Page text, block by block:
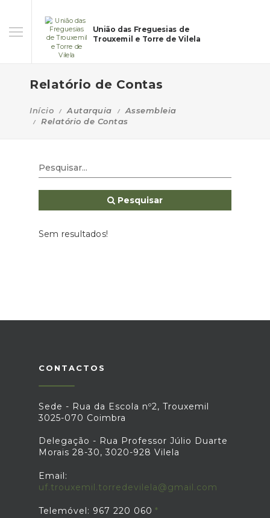
União das Freguesias de
Trouxemil e Torre de Vilela
Relatório de Contas
Início Autarquia
Assembleia
Relatório de Contas
Pesquisar
Sem resultados!
CONTACTOS
Sede - Rua da Escola nº2, Trouxemil
3025-070 Coimbra
Delegação - Rua Professor Júlio Duarte
Morais 28-30, 3020-928 Vilela
Email:
uf.trouxemil.torredevilela@gmail.com
Telemóvel: 967 220 060